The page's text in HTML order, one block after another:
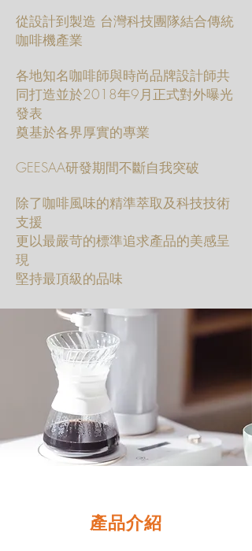
從設計到製造 台灣科技團隊結合傳統
咖啡機產業
各地知名咖啡師與時尚品牌設計師共
同打造並於2018年9月正式對外曝光
發表
奠基於各界厚實的專業
GEESAA研發期間不斷自我突破
除了咖啡風味的精準萃取及科技技術
支援
更以最嚴苛的標準追求產品的美感呈
現
堅持最頂級的品味
產品介紹